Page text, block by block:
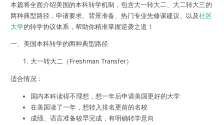
本篇将全面介绍美国的本科转学机制，包含大一转大二、大二转大三的
两种典型路径，申请要求、背景准备、热门专业先修课建议、以及社区
大学的转学协议体系，帮助你精准掌握逆袭之道！
一、美国本科转学的两种典型路径
大一转大二（Freshman Transfer）
适合情况：
国内本科读得不理想，想一年后申请美国更好的大学
在美国读了一年，想转入排名更前的名校
成绩、语言准备较早完成，有明确转学意向